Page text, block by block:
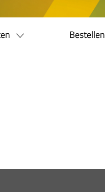
Bestellen